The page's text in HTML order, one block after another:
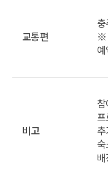
교통편
※
예
비고
참
프
숙
배